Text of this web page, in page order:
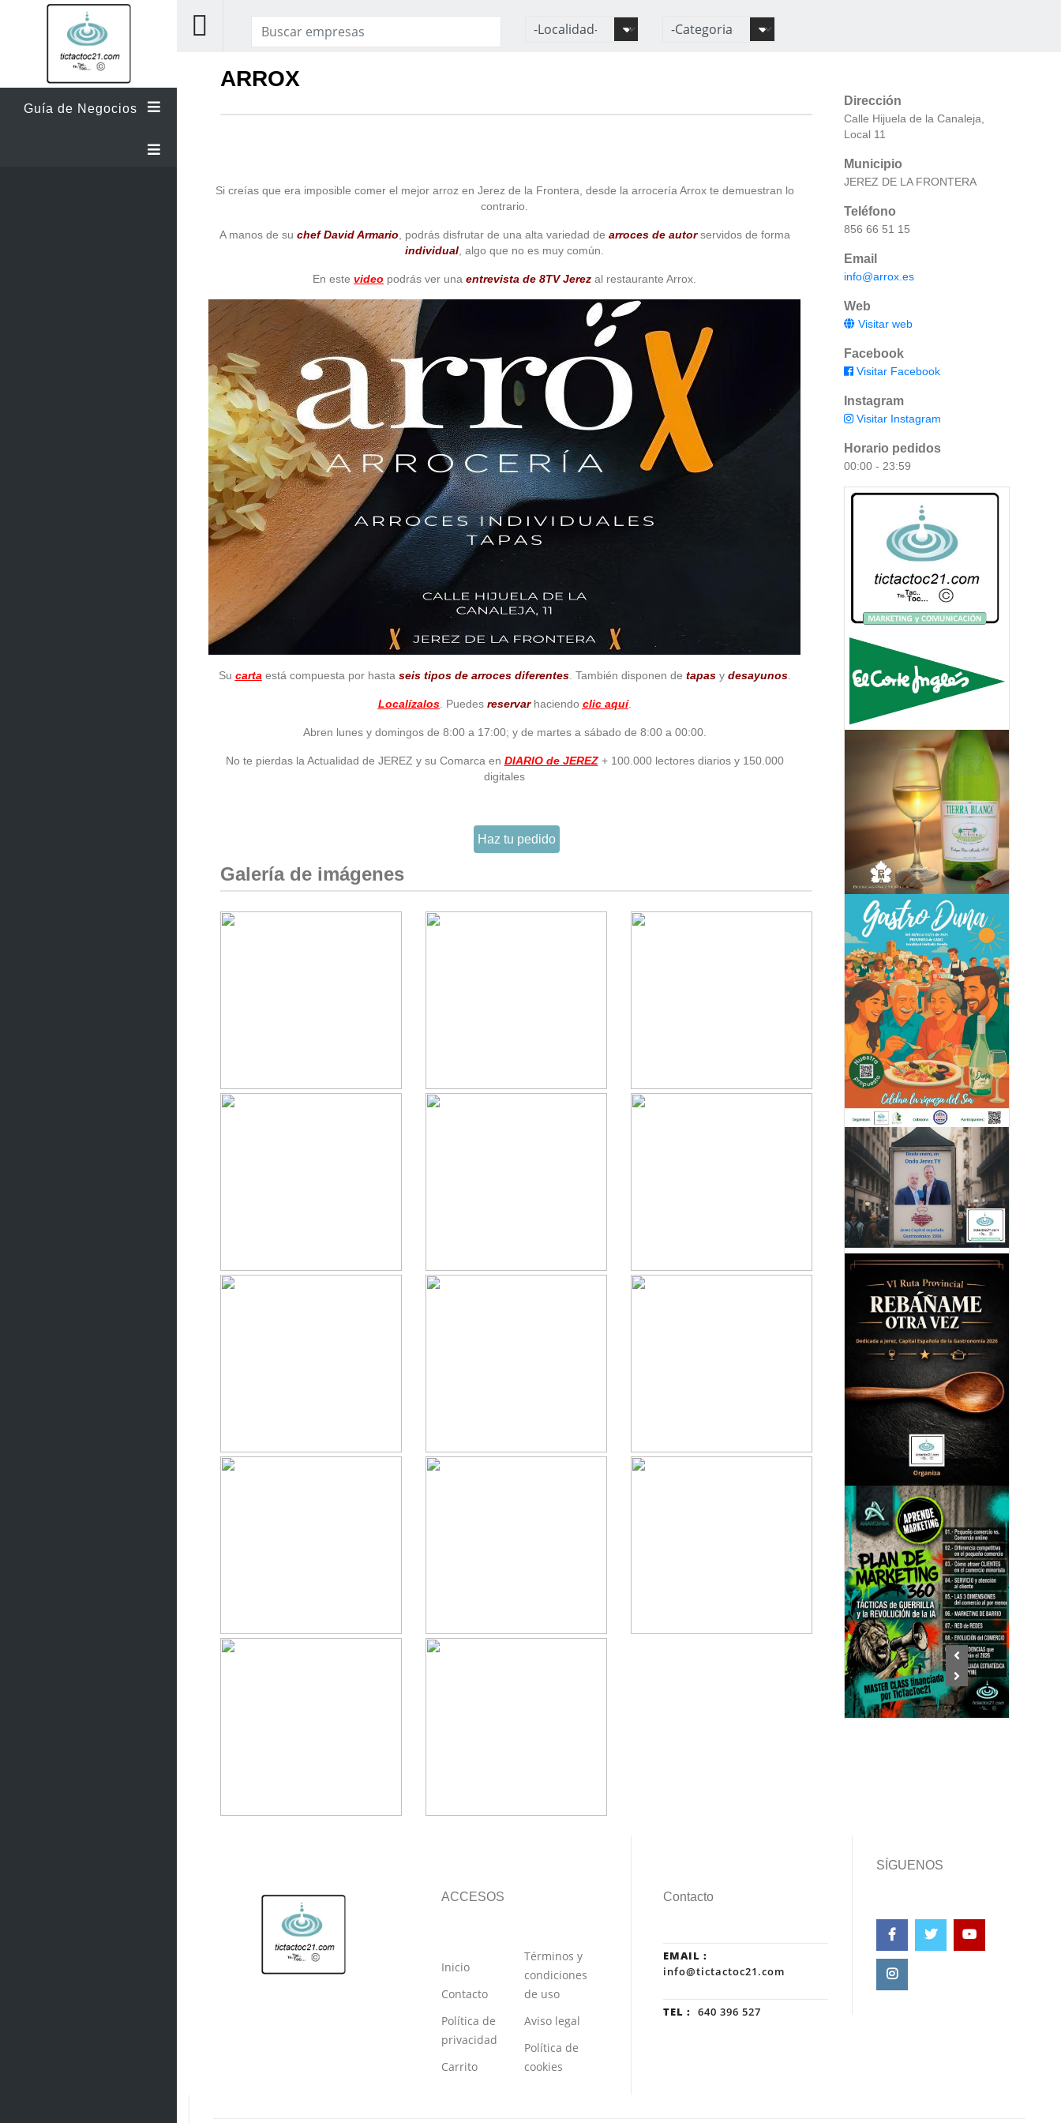
Guía de Negocios
ARROX
Si creías que era imposible comer el mejor arroz en Jerez de la Frontera, desde la arrocería Arrox te demuestran lo
contrario.
A manos de su chef David Armario , podrás disfrutar de una alta variedad de arroces de autorservidos de forma
individual , algo que no es muy común.
En este video podrás ver una entrevista de 8TV Jerez al restaurante Arrox.
Su carta está compuesta por hasta seis tipos de arroces diferentes. También disponen de tapas y desayunos.
Localízalos. Puedes reservar haciendo clic aquí.
Abren lunes y domingos de 8:00 a 17:00; y de martes a sábado de 8:00 a 00:00.
No te pierdas la Actualidad de JEREZ y su Comarca en DIARIO de JEREZ+ 100.000 lectores diarios y 150.000
digitales
Haz tu pedido
Galería de imágenes
Dirección
Calle Hijuela de la Canaleja,
Local 11
Municipio
JEREZ DE LA FRONTERA
Teléfono
856 66 51 15
Email
info@arrox.es
Web
Visitar web
Facebook
Visitar Facebook
Instagram
Visitar Instagram
Horario pedidos
00:00 - 23:59
ACCESOS
Inicio
Contacto
Política de
privacidad
Carrito
Términos y
condiciones
de uso
Aviso legal
Política de
cookies
Contacto
EMAIL :
info@tictactoc21.com
TEL : 640 396 527
SÍGUENOS